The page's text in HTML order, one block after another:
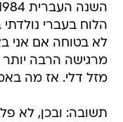
הלוח בעברי
לא בטוחה אם אני
מרגישה הרבה
מזל דלי. אז מה
תשובה: ובכן, לא